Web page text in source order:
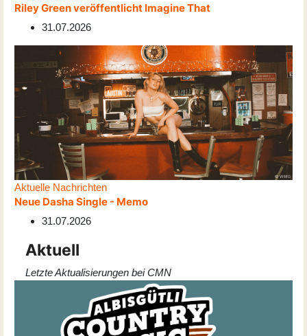
Riley Green veröffentlicht Imagine That
31.07.2026
Aktuelle Nachrichten
Neue Dasha Single - Memo
31.07.2026
Aktuell
Letzte Aktualisierungen bei CMN